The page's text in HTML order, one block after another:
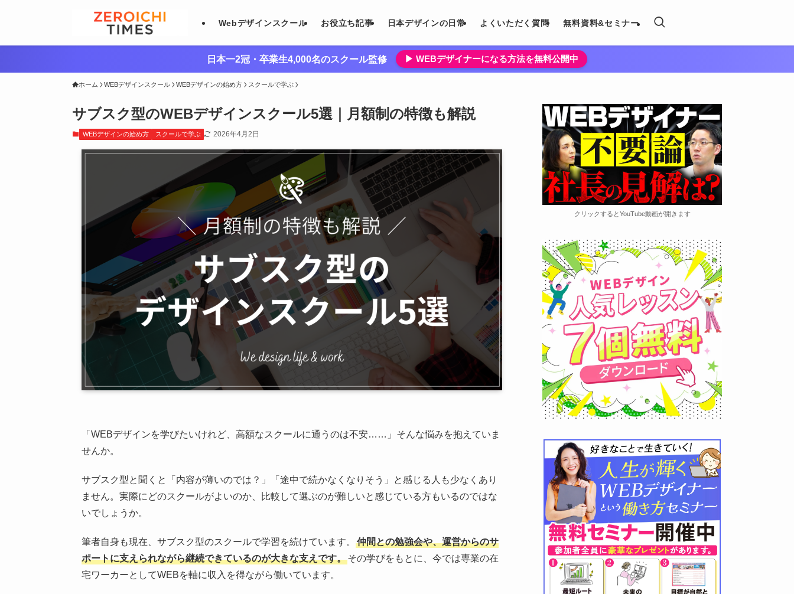
Webデザインスクール お役立ち記事 日本デザインの日常 よくいただく質問 無料資料&セミナー
日本一2冠・卒業生4,000名のスクール監修 ▶︎ WEBデザイナーになる方法を無料公開中
ホーム WEBデザインスクール WEBデザインの始め方 スクールで学ぶ
サブスク型のWEBデザインスクール5選｜月額制の特徴も解説
WEBデザインの始め方 スクールで学ぶ 2026年4月2日
「WEBデザインを学びたいけれど、高額なスクールに通うのは不安……」そんな悩みを抱えていま
せんか。
サブスク型と聞くと「内容が薄いのでは？」「途中で続かなくなりそう」と感じる人も少なくあり
ません。実際にどのスクールがよいのか、比較して選ぶのが難しいと感じている方もいるのではな
いでしょうか。
筆者自身も現在、サブスク型のスクールで学習を続けています。
仲間との勉強会や、運営からのサ
ポートに支えられながら継続できているのが大きな支えです。その学びをもとに、今では専業の在
宅ワーカーとしてWEBを軸に収入を得ながら働いています。
クリックするとYouTube動画が開きます